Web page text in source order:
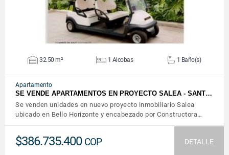
32.50 m² 1 Alcobas 1 Baño(s)
Apartamento
SE VENDE APARTAMENTOS EN PROYECTO SALEA - SANT…
Se venden unidades en nuevo proyecto inmobiliario Salea
ubicado en Bello Horizonte y encabezado por Constructora…
$386.735.400 COP DETALLE